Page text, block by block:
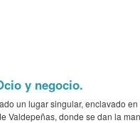
y negocio.
un lugar singular, enclavado en
Valdepeñas, donde se dan la